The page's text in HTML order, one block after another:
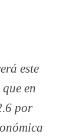
este
en
por